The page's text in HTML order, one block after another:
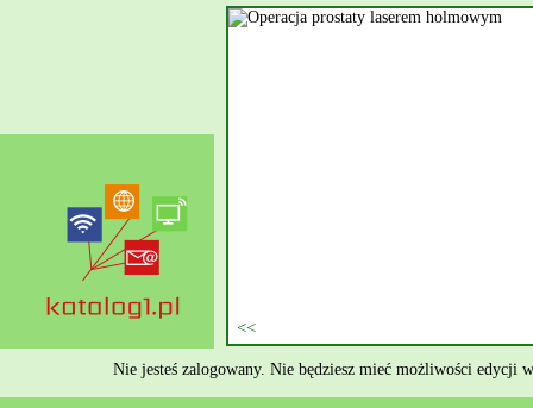
rzetelne układanie płytek
Rzeszów i dbamy o to,
gdy Twoja przestrzeń
przywracając ponownie
Nie jesteś zalogowany. Nie będziesz mieć możliwości edycji